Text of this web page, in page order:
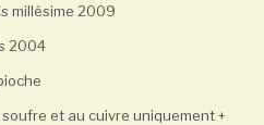
millésime 2009
2004
et au cuivre uniquement +